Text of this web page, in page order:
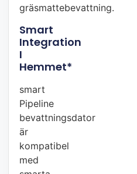
gräsmattebevattning.
Smart
Integration
I
Hemmet*
smart
Pipeline
bevattningsdator
är
kompatibel
med